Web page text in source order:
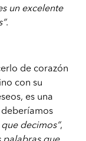
un excelente
.
de corazón
con su
es una
deberíamos
decimos”,